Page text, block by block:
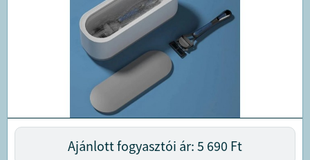
Ajánlott fogyasztói ár: 5 690 Ft